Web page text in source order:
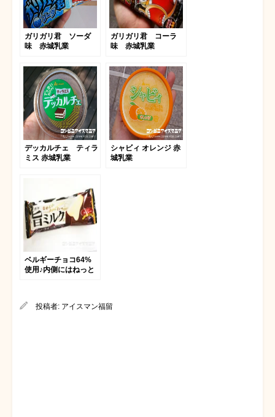
ガリガリ君 ソーダ
味 赤城乳業
ガリガリ君 コーラ
味 赤城乳業
デッカルチェ ティラ
ミス 赤城乳業
シャビィ オレンジ 赤
城乳業
ベルギーチョコ64%
使用♪内側にはねっと
コレート｣
投稿者: アイスマン福留